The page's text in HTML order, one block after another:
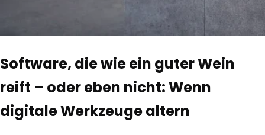
Software, die wie ein guter Wein
reift – oder eben nicht: Wenn
digitale Werkzeuge altern